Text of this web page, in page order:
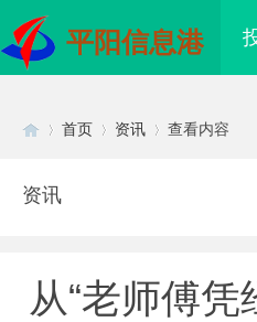
平阳信息港
首页 资讯 查看内容
资讯
从“老师傅